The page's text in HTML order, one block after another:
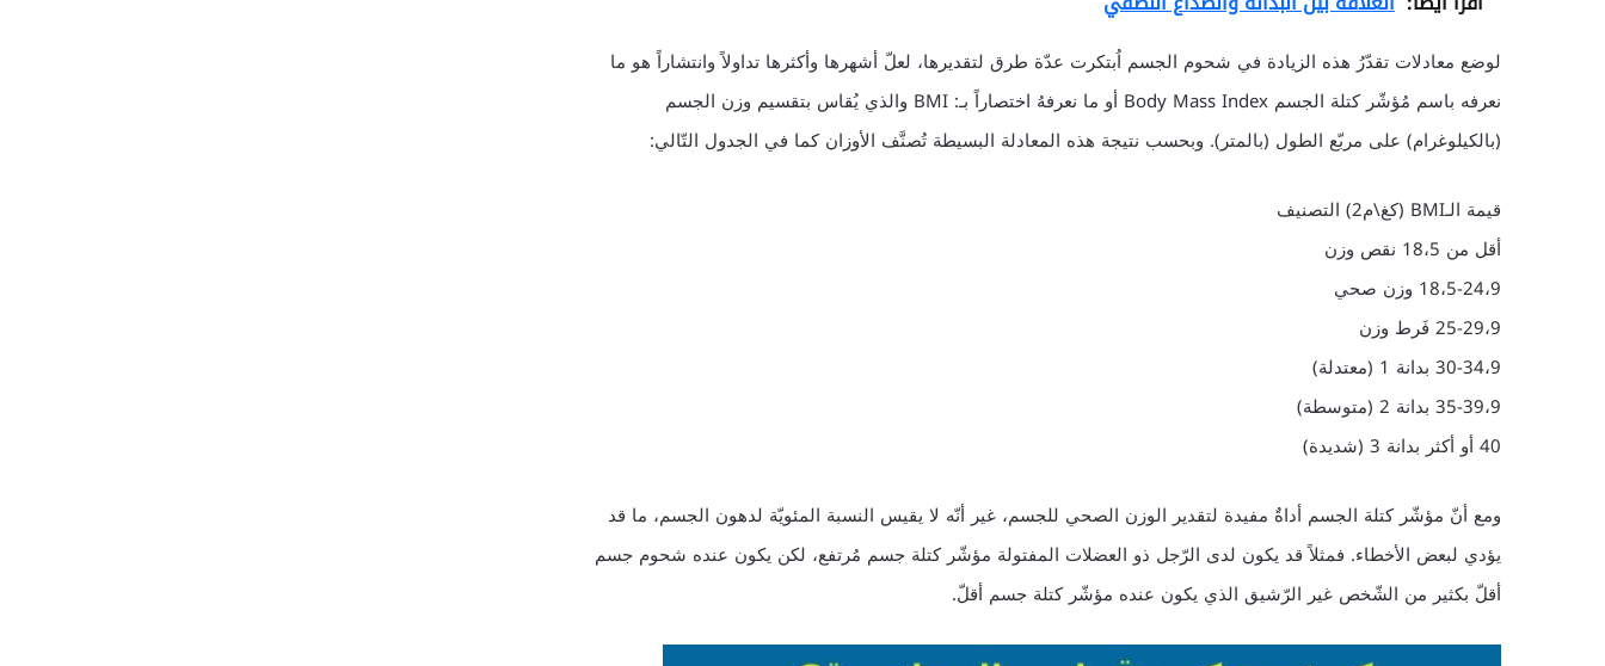
لوضع معادلات تقدّرُ هذه الزيادة في شحوم الجسم اُبتكرت عدّة طرق لتقديرها، لعلّ أشهرها وأكثرها تداولاً وانتشاراً هو ما
نعرفه باسم مُؤشّر كتلة الجسم Body Mass Index أو ما نعرفهُ اختصاراً بـ: BMI والذي يُقاس بتقسيم وزن الجسم
(بالكيلوغرام) على مربّع الطول (بالمتر). وبحسب نتيجة هذه المعادلة البسيطة تُصنَّف الأوزان كما في الجدول التّالي:
قيمة الـBMI (كغ\م2) التصنيف
أقل من 18،5 نقص وزن
18،5-24،9 وزن صحي
25-29،9 فَرط وزن
30-34،9 بدانة 1 (معتدلة)
35-39،9 بدانة 2 (متوسطة)
40 أو أكثر بدانة 3 (شديدة)
ومع أنّ مؤشّر كتلة الجسم أداةٌ مفيدة لتقدير الوزن الصحي للجسم، غير أنّه لا يقيس النسبة المئويّة لدهون الجسم، ما قد
يؤدي لبعض الأخطاء. فمثلاً قد يكون لدى الرّجل ذو العضلات المفتولة مؤشّر كتلة جسم مُرتفع، لكن يكون عنده شحوم جسم
أقلّ بكثير من الشّخص غير الرّشيق الذي يكون عنده مؤشّر كتلة جسم أقلّ.